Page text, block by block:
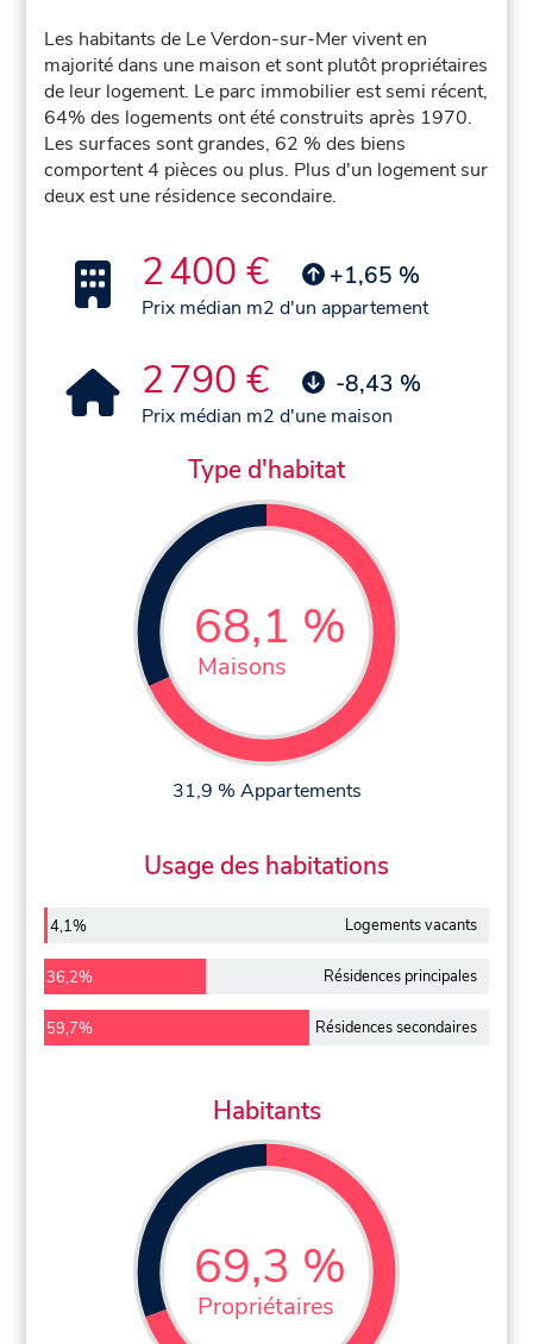
Les habitants de Le Verdon-sur-Mer vivent en
majorité dans une maison et sont plutôt propriétaires
de leur logement. Le parc immobilier est semi récent,
64% des logements ont été construits après 1970.
Les surfaces sont grandes, 62 % des biens
comportent 4 pièces ou plus. Plus d'un logement sur
deux est une résidence secondaire.
2 400 € +1,65 %
Prix médian m2 d'un appartement
2 790 € -8,43 %
Prix médian m2 d'une maison
Type d'habitat
68,1 %
Maisons
31,9 % Appartements
Usage des habitations
4,1% Logements vacants
36,2% Résidences principales
59,7% Résidences secondaires
Habitants
69,3 %
Propriétaires